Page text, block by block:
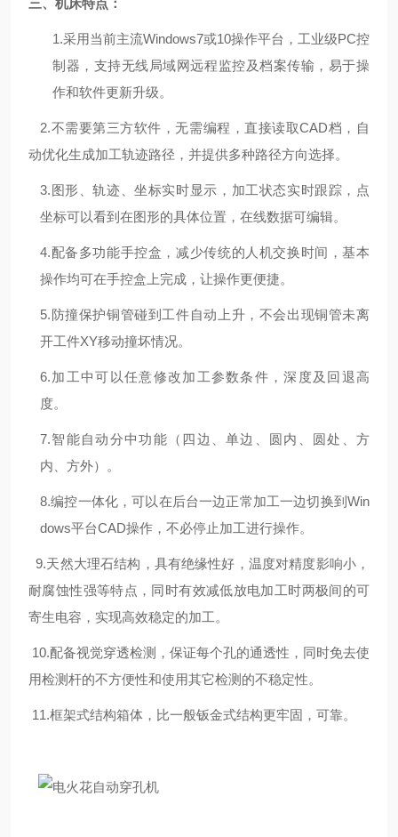
三、机床特点：
1.采用当前主流Windows7或10操作平台，工业级PC控
制器，支持无线局域网远程监控及档案传输，易于操
作和软件更新升级。
2.不需要第三方软件，无需编程，直接读取CAD档，自
动优化生成加工轨迹路径，并提供多种路径方向选择。
3.图形、轨迹、坐标实时显示，加工状态实时跟踪，点
坐标可以看到在图形的具体位置，在线数据可编辑。
4.配备多功能手控盒，减少传统的人机交换时间，基本
操作均可在手控盒上完成，让操作更便捷。
5.防撞保护铜管碰到工件自动上升，不会出现铜管未离
开工件XY移动撞坏情况。
6.加工中可以任意修改加工参数条件，深度及回退高
度。
7.智能自动分中功能（四边、单边、圆内、圆处、方
内、方外）。
8.编控一体化，可以在后台一边正常加工一边切换到Win
dows平台CAD操作，不必停止加工进行操作。
9.天然大理石结构，具有绝缘性好，温度对精度影响小，
耐腐蚀性强等特点，同时有效减低放电加工时两极间的可
寄生电容，实现高效稳定的加工。
10.配备视觉穿透检测，保证每个孔的通透性，同时免去使
用检测杆的不方便性和使用其它检测的不稳定性。
11.框架式结构箱体，比一般钣金式结构更牢固，可靠。